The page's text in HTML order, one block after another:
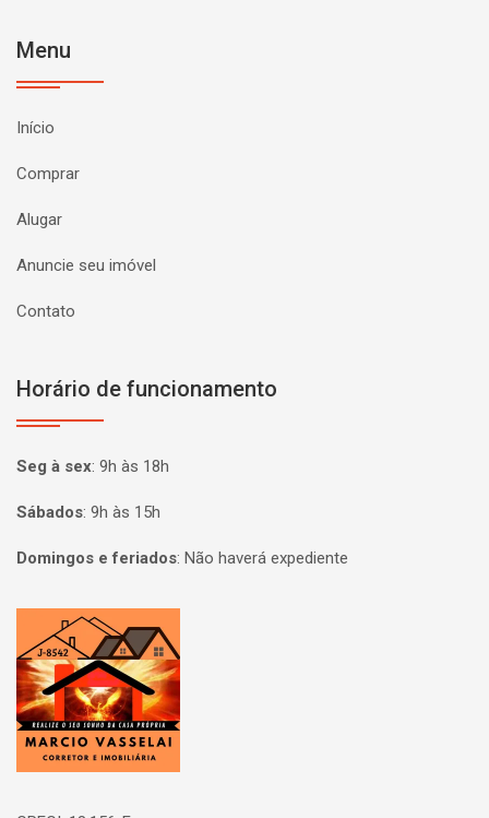
Menu
Início
Comprar
Alugar
Anuncie seu imóvel
Contato
Horário de funcionamento
Seg à sex: 9h às 18h
Sábados: 9h às 15h
Domingos e feriados: Não haverá expediente
Página inicial